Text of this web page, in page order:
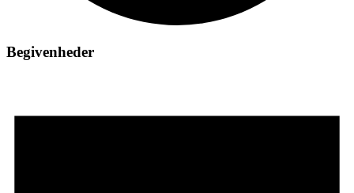
Begivenheder